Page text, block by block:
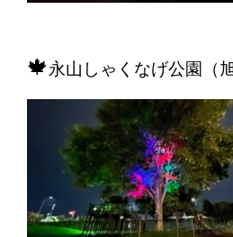
🍁永山しゃくなげ公園（